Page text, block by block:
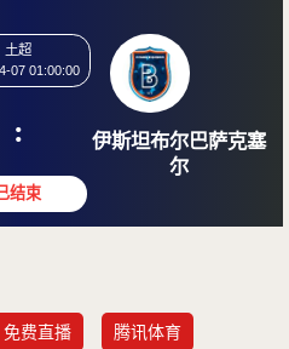
2026-04-07 01:00:00
: 伊斯坦布
免费直播 腾讯体育